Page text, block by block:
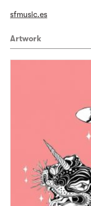
sfmusic.es
Artwork